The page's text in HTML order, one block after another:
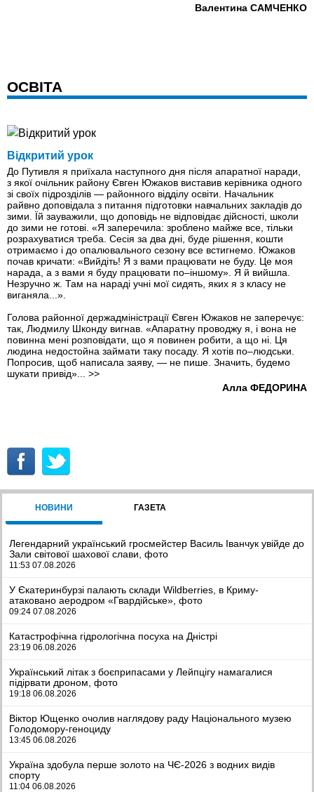
Валентина САМЧЕНКО
ОСВІТА
Відкритий урок
До Путивля я приїхала наступного дня після апаратної наради,
з якої очільник району Євген Южаков виставив керівника одного
зі своїх підрозділів — районного відділу освіти. Начальник
райвно доповідала з питання підготовки навчальних закладів до
зими. Їй зауважили, що доповідь не відповідає дійсності, школи
до зими не готові. «Я заперечила: зроблено майже все, тільки
розрахуватися треба. Сесія за два дні, буде рішення, кошти
отримаємо і до опалювального сезону все встигнемо. Южаков
почав кричати: «Вийдіть! Я з вами працювати не буду. Це моя
нарада, а з вами я буду працювати по–іншому». Я й вийшла.
Незручно ж. Там на нараді учні мої сидять, яких я з класу не
виганяла...».
Голова районної держадміністрації Євген Южаков не заперечує:
так, Людмилу Шконду вигнав. «Апаратну проводжу я, і вона не
повинна мені розповідати, що я повинен робити, а що ні. Ця
людина недостойна займати таку посаду. Я хотів по–людськи.
Попросив, щоб написала заяву, — не пише. Значить, будемо
шукати привід»... >>
Алла ФЕДОРИНА
НОВИНИ ГАЗЕТА
Легендарний український гросмейстер Василь Іванчук увійде до
Зали світової шахової слави, фото
11:53 07.08.2026
У Єкатеринбурзі палають склади Wildberries, в Криму-
атаковано аеродром «Гвардійське», фото
09:24 07.08.2026
Катастрофічна гідрологічна посуха на Дністрі
23:19 06.08.2026
Український літак з боєприпасами у Лейпцігу намагалися
підірвати дроном, фото
19:18 06.08.2026
Віктор Ющенко очолив наглядову раду Національного музею
Голодомору-геноциду
13:45 06.08.2026
Україна здобула перше золото на ЧЄ-2026 з водних видів
спорту
11:04 06.08.2026